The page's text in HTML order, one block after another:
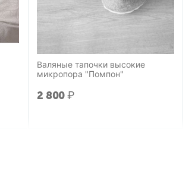
Валяные тапочки высокие
микропора "Помпон"
2 800₽